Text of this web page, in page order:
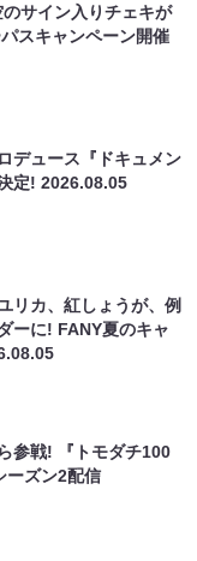
サイン入りチェキが
スキャンペーン開催
デュース『ドキュメン
定!2026.08.05
リカ、紅しょうが、例
ーに! FANY夏のキャ
参戦! 『トモダチ100
ーズン2配信